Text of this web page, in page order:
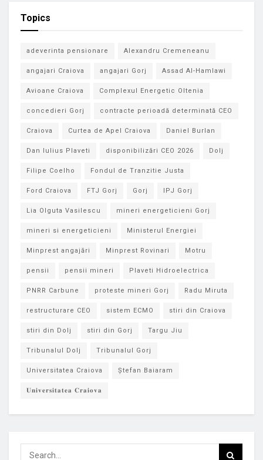
Topics
adeverinta pensionare Alexandru Cremeneanu
angajari Craiova angajari Gorj Assad Al-Hamlawi
Avioane Craiova Complexul Energetic Oltenia
concedieri Gorj contracte perioadă determinată CEO
Craiova Curtea de Apel Craiova Daniel Burlan
Dan Iulius Plaveti disponibilizări CEO 2026 Dolj
Filipe Coelho Fondul de Tranzitie Justa
Ford Craiova FTJ Gorj Gorj IPJ Gorj
Lia Olguta Vasilescu mineri energeticieni Gorj
mineri si energeticieni Ministerul Energiei
Minprest angajări Minprest Rovinari Motru
pensii pensii mineri Plaveti Hidroelectrica
PNRR Carbune proteste mineri Gorj Radu Miruta
restructurare CEO sistem ECMO stiri din Craiova
stiri din Dolj stiri din Gorj Targu Jiu
Tribunalul Dolj Tribunalul Gorj
Universitatea Craiova Ștefan Baiaram
𝐔𝐧𝐢𝐯𝐞𝐫𝐬𝐢𝐭𝐚𝐭𝐞𝐚 𝐂𝐫𝐚𝐢𝐨𝐯𝐚